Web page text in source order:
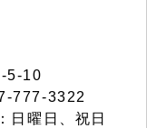
5-10
777-3322
日曜日、祝日